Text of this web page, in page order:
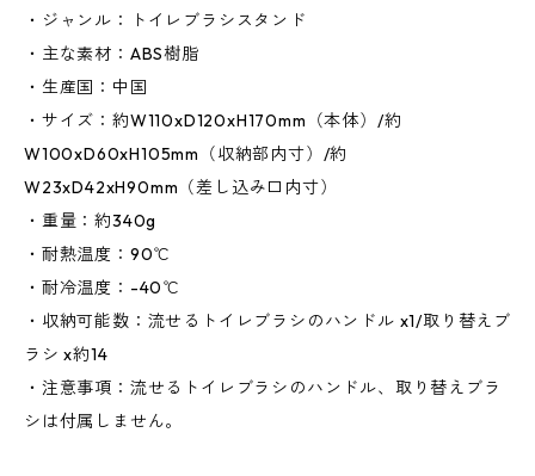
・ジャンル：トイレブラシスタンド
・主な素材：ABS樹脂
・生産国：中国
・サイズ：約W110xD120xH170mm（本体）/約
W100xD60xH105mm（収納部内寸）/約
W23xD42xH90mm（差し込み口内寸）
・重量：約340g
・耐熱温度：90℃
・耐冷温度：-40℃
・収納可能数：流せるトイレブラシのハンドル x1/取り替えブ
ラシ x約14
・注意事項：流せるトイレブラシのハンドル、取り替えブラ
シは付属しません。